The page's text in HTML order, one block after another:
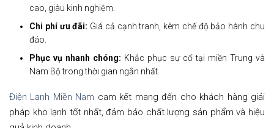
cao, giàu kinh nghiệm.
Chi phí ưu đãi: Giá cả cạnh tranh, kèm chế độ bảo hành chu
đáo.
Phục vụ nhanh chóng: Khắc phục sự cố tại miền Trung và
Nam Bộ trong thời gian ngắn nhất.
Điện Lạnh Miền Nam cam kết mang đến cho khách hàng giải
pháp kho lạnh tốt nhất, đảm bảo chất lượng sản phẩm và hiệu